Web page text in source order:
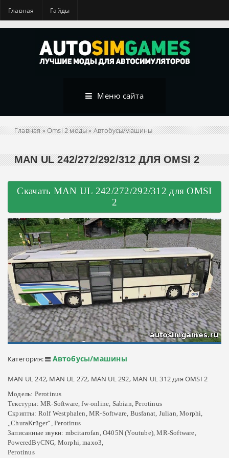
Главная Гайды
Меню сайта
Главная»Omsi 2 моды»Автобусы/машины
MAN UL 242/272/292/312 ДЛЯ OMSI 2
Скачать MAN UL 242/272/292/312 для OMSI
2
Категория: Автобусы/машины
MAN UL 242, MAN UL 272, MAN UL 292, MAN UL 312 для OMSI 2
Модель: Perotinus
Текстуры: MR-Software, fw-online, Sabian, Perotinus
Скрипты: Rolf Westphalen, MR-Software, Busfanat, Julian, Morphi,
„ChuraKrüger“, Perotinus
Записанные звуки: mbcitarofan, O405N (Youtube), MR-Software,
PoweredByCNG, Morphi, maxo3,
Perotinus